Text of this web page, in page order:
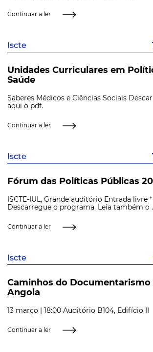
Continuar a ler
Iscte
Unidades Curriculares em
Saúde
Saberes Médicos e Ciências Sociais
aqui o pdf.
Continuar a ler
Iscte
Fórum das Políticas Públicas
ISCTE-IUL, Grande auditório Entrada livre *
Descarregue o programa. Leia também o
Continuar a ler
Iscte
Caminhos do Documentarismo
Angola
13 março | 18:00 Auditório B104, Edifício II
Continuar a ler